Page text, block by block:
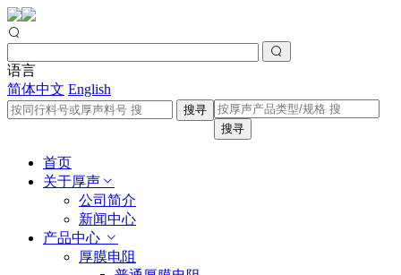
语言
简体中文 English
搜寻
搜寻
首页
关于厚声
公司简介
新闻中心
产品中心
厚膜电阻